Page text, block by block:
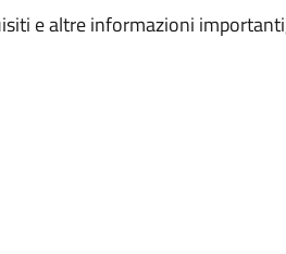
e altre informazioni